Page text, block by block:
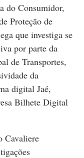
do Consumidor,
Proteção de
que investiga se
por parte da
de Transportes,
da
digital Jaé,
Bilhete Digital
Cavaliere